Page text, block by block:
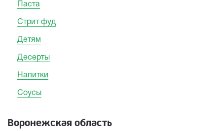
Паста
Стрит фуд
Детям
Десерты
Напитки
Соусы
Воронежская область